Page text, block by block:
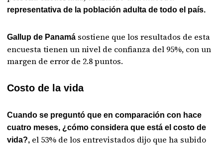
representativa de la población adulta de todo el país.
Gallup de Panamá sostiene que los resultados de esta
encuesta tienen un nivel de confianza del 95%, con un
margen de error de 2.8 puntos.
Costo de la vida
Cuando se preguntó que en comparación con hace
cuatro meses, ¿cómo considera que está el costo de
vida?, el 53% de los entrevistados dijo que ha subido